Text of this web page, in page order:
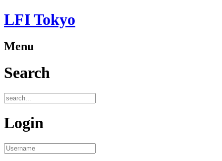
LFI Tokyo
Menu
Search
Login